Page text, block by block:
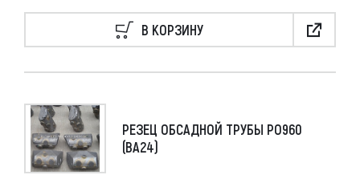
В КОРЗИНУ
РЕЗЕЦ ОБСАДНОЙ ТРУБЫ РО960
(ВА24)